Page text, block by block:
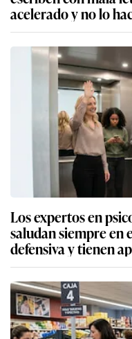
acelerado y no lo
Los expertos en
saludan siempre en
defensiva y tienen